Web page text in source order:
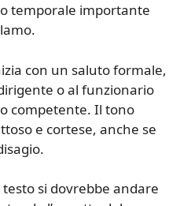
temporale importante
con un saluto formale,
o al funzionario
competente. Il tono
e cortese, anche se
si dovrebbe andare